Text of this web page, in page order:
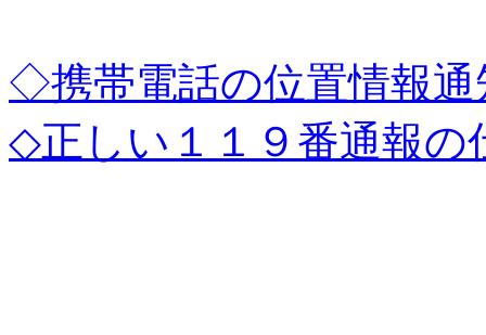
◇携帯電話の位置情報通
◇正しい１１９番通報の